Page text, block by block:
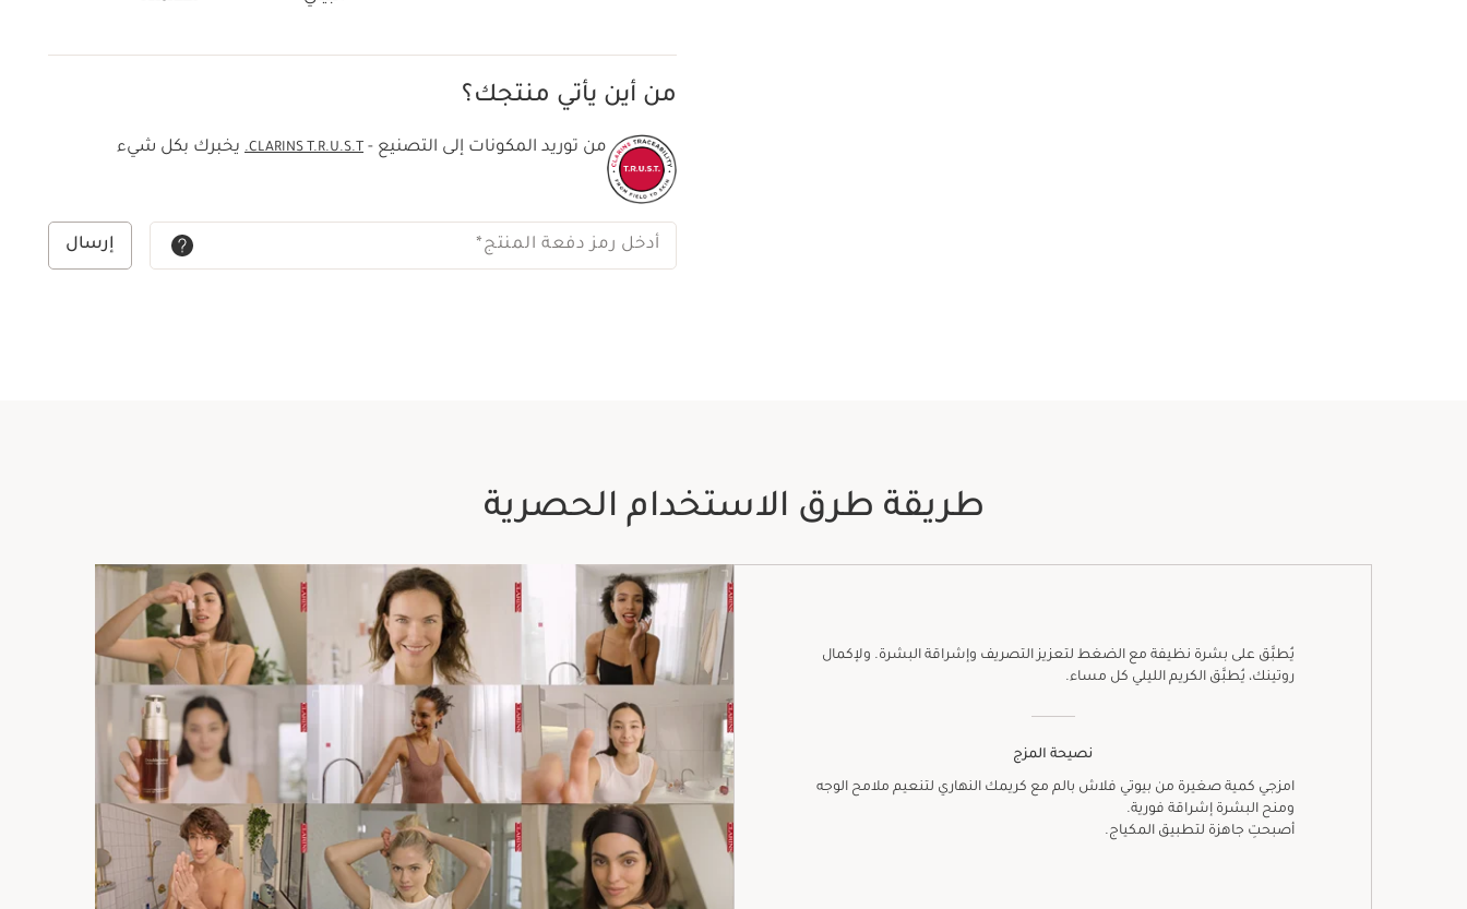
نمط الحياة السريع والمكثّف والضغوط اليومية.ونُطلق على هذه الظاهرة اسم
الشيخوخة الناتجة عن التوتر: وهي تسارع شيخوخة البشرة المرتبط بالتوتر الناتج عن
وتيرة الحياة. تستهدف مجموعة ملتي آكتيف مظهرًا أكثر شبابًا وتساعد على تعزيز
مقاومته.
من أين يأتي منتجك؟
من توريد المكونات إلى التصنيع - CLARINS T.R.U.S.T. يخبرك بكل شيء
أدخل رمز دفعة المنتج* إرسال
طريقة طرق الاستخدام الحصرية
يُطبَّق على بشرة نظيفة مع الضغط لتعزيز التصريف وإشراقة البشرة. ولإكمال
روتينك، يُطبَّق الكريم الليلي كل مساء.
نصيحة المزج
امزجي كمية صغيرة من بيوتي فلاش بالم مع كريمك النهاري لتنعيم ملامح الوجه
ومنح البشرة إشراقة فورية.
أصبحتِ جاهزة لتطبيق المكياج.